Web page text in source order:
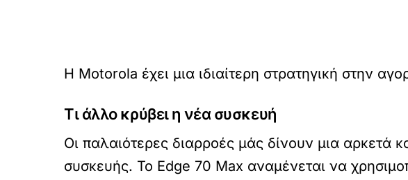
Η Motorola έχει μια ιδιαίτερη στρατηγική στην
Τι άλλο κρύβει η νέα συσκευή
Οι παλαιότερες διαρροές μάς δίνουν μια αρκετά
συσκευής. Το Edge 70 Max αναμένεται να